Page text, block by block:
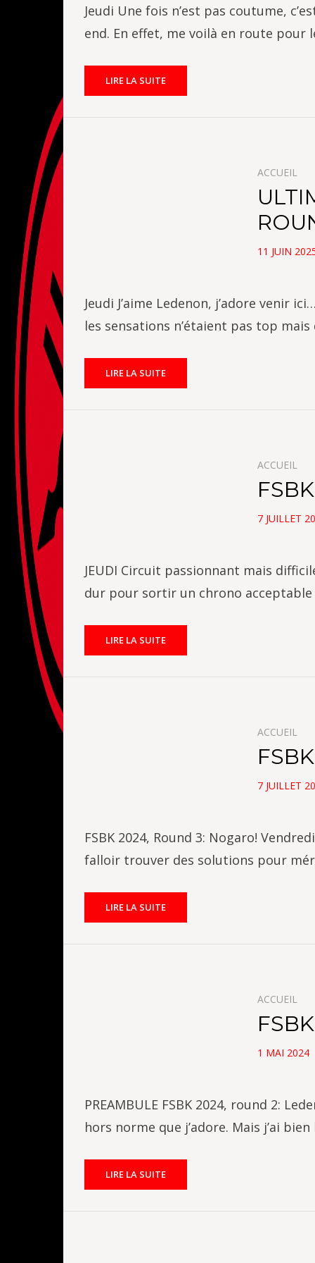
Jeudi Une fois n’est pas coutume,
end. En effet, me voilà en route pour
LIRE LA SUITE
ACCUEIL
POSTED
11 JUIN
Jeudi J’aime Ledenon, j’adore venir
les sensations n’étaient pas top
LIRE LA SUITE
ACCUEIL
POSTED
7 JUILLET
JEUDI Circuit passionnant mais
dur pour sortir un chrono
LIRE LA SUITE
ACCUEIL
POSTED
7 JUILLET
FSBK 2024, Round 3: Nogaro!
falloir trouver des solutions pour
LIRE LA SUITE
ACCUEIL
POSTED
1 MAI 2024
PREAMBULE FSBK 2024, round 2:
hors norme que j’adore. Mais j’ai
LIRE LA SUITE